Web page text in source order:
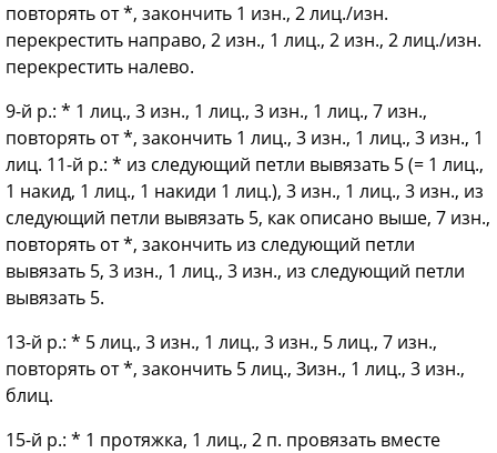
повторять от *, закончить 1 изн., 2 лиц./изн.
перекрестить направо, 2 изн., 1 лиц., 2 изн., 2 лиц./изн.
перекрестить налево.
9-й р.: * 1 лиц., 3 изн., 1 лиц., 3 изн., 1 лиц., 7 изн.,
повторять от *, закончить 1 лиц., 3 изн., 1 лиц., 3 изн., 1
лиц. 11-й р.: * из следующий петли вывязать 5 (= 1 лиц.,
1 накид, 1 лиц., 1 накиди 1 лиц.), 3 изн., 1 лиц., 3 изн., из
следующий петли вывязать 5, как описано выше, 7 изн.,
повторять от *, закончить из следующий петли
вывязать 5, 3 изн., 1 лиц., 3 изн., из следующий петли
вывязать 5.
13-й р.: * 5 лиц., 3 изн., 1 лиц., 3 изн., 5 лиц., 7 изн.,
повторять от *, закончить 5 лиц., Зизн., 1 лиц., 3 изн.,
блиц.
15-й р.: * 1 протяжка, 1 лиц., 2 п. провязать вместе